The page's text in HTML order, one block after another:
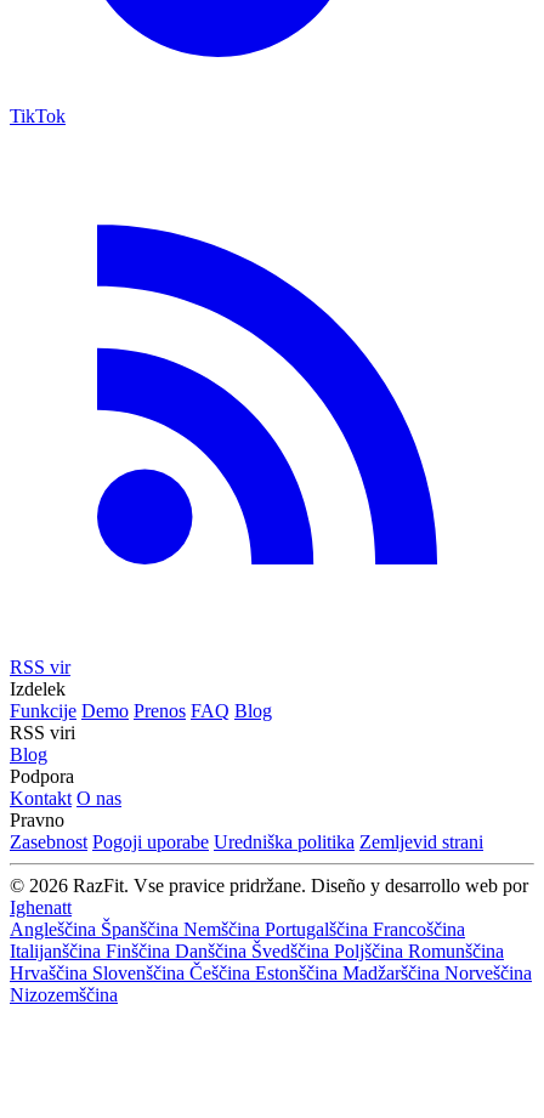
TikTok
RSS vir
Izdelek
Funkcije Demo Prenos FAQ Blog
RSS viri
Blog
Podpora
Kontakt O nas
Pravno
Zasebnost Pogoji uporabe Uredniška politika Zemljevid strani
© 2026 RazFit. Vse pravice pridržane. Diseño y desarrollo web por
Ighenatt
Angleščina Španščina Nemščina Portugalščina Francoščina
Italijanščina Finščina Danščina Švedščina Poljščina Romunščina
Hrvaščina Slovenščina Češčina Estonščina Madžarščina Norveščina
Nizozemščina